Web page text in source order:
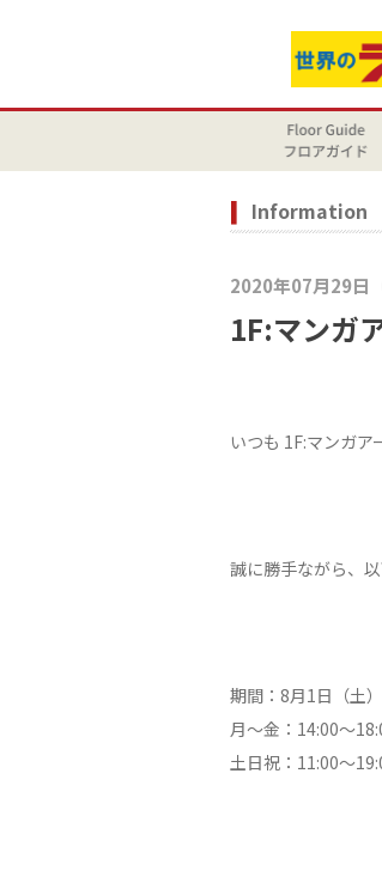
Information
2020年07月29日
1F:マンガ
いつも 1F:マンガア
誠に勝手ながら、
期間：8月1日（土
月～金：14:00～
土日祝：11:00～